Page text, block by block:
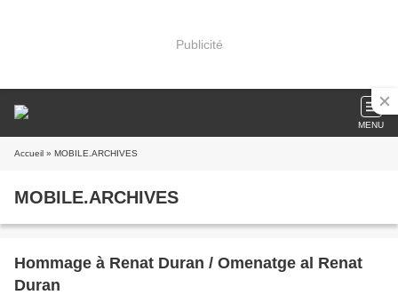
Publicité
MENU
Accueil » MOBILE.ARCHIVES
MOBILE.ARCHIVES
Hommage à Renat Duran / Omenatge al Renat
Duran